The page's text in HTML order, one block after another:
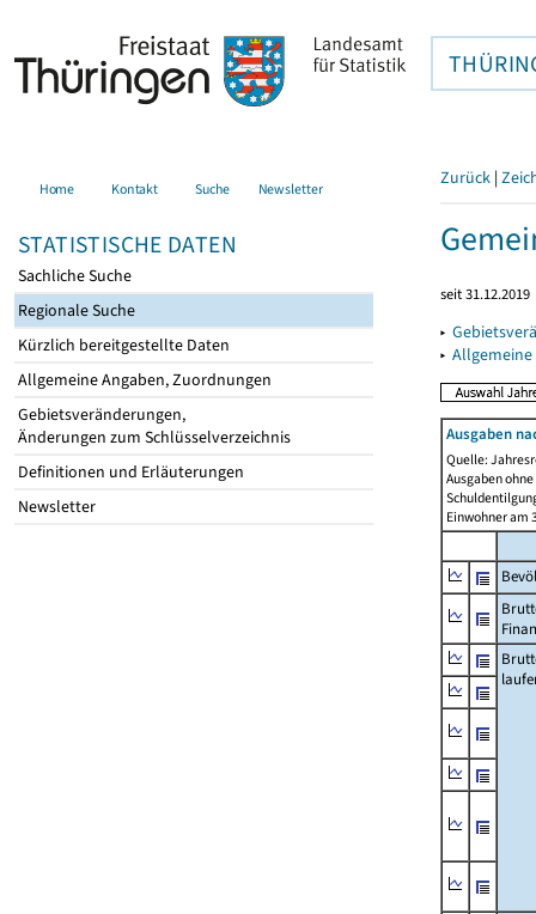
Home Kontakt Suche Newsletter
STATISTISCHE DATEN
Sachliche Suche
Regionale Suche
Kürzlich bereitgestellte Daten
Allgemeine Angaben, Zuordnungen
Gebietsveränderungen,
Änderungen zum Schlüsselverzeichnis
Definitionen und Erläuterungen
Newsletter
Zurück |
seit 31.12.2019
▸
▸
Ausgaben
Quelle:
Ausgaben
Einwohner am